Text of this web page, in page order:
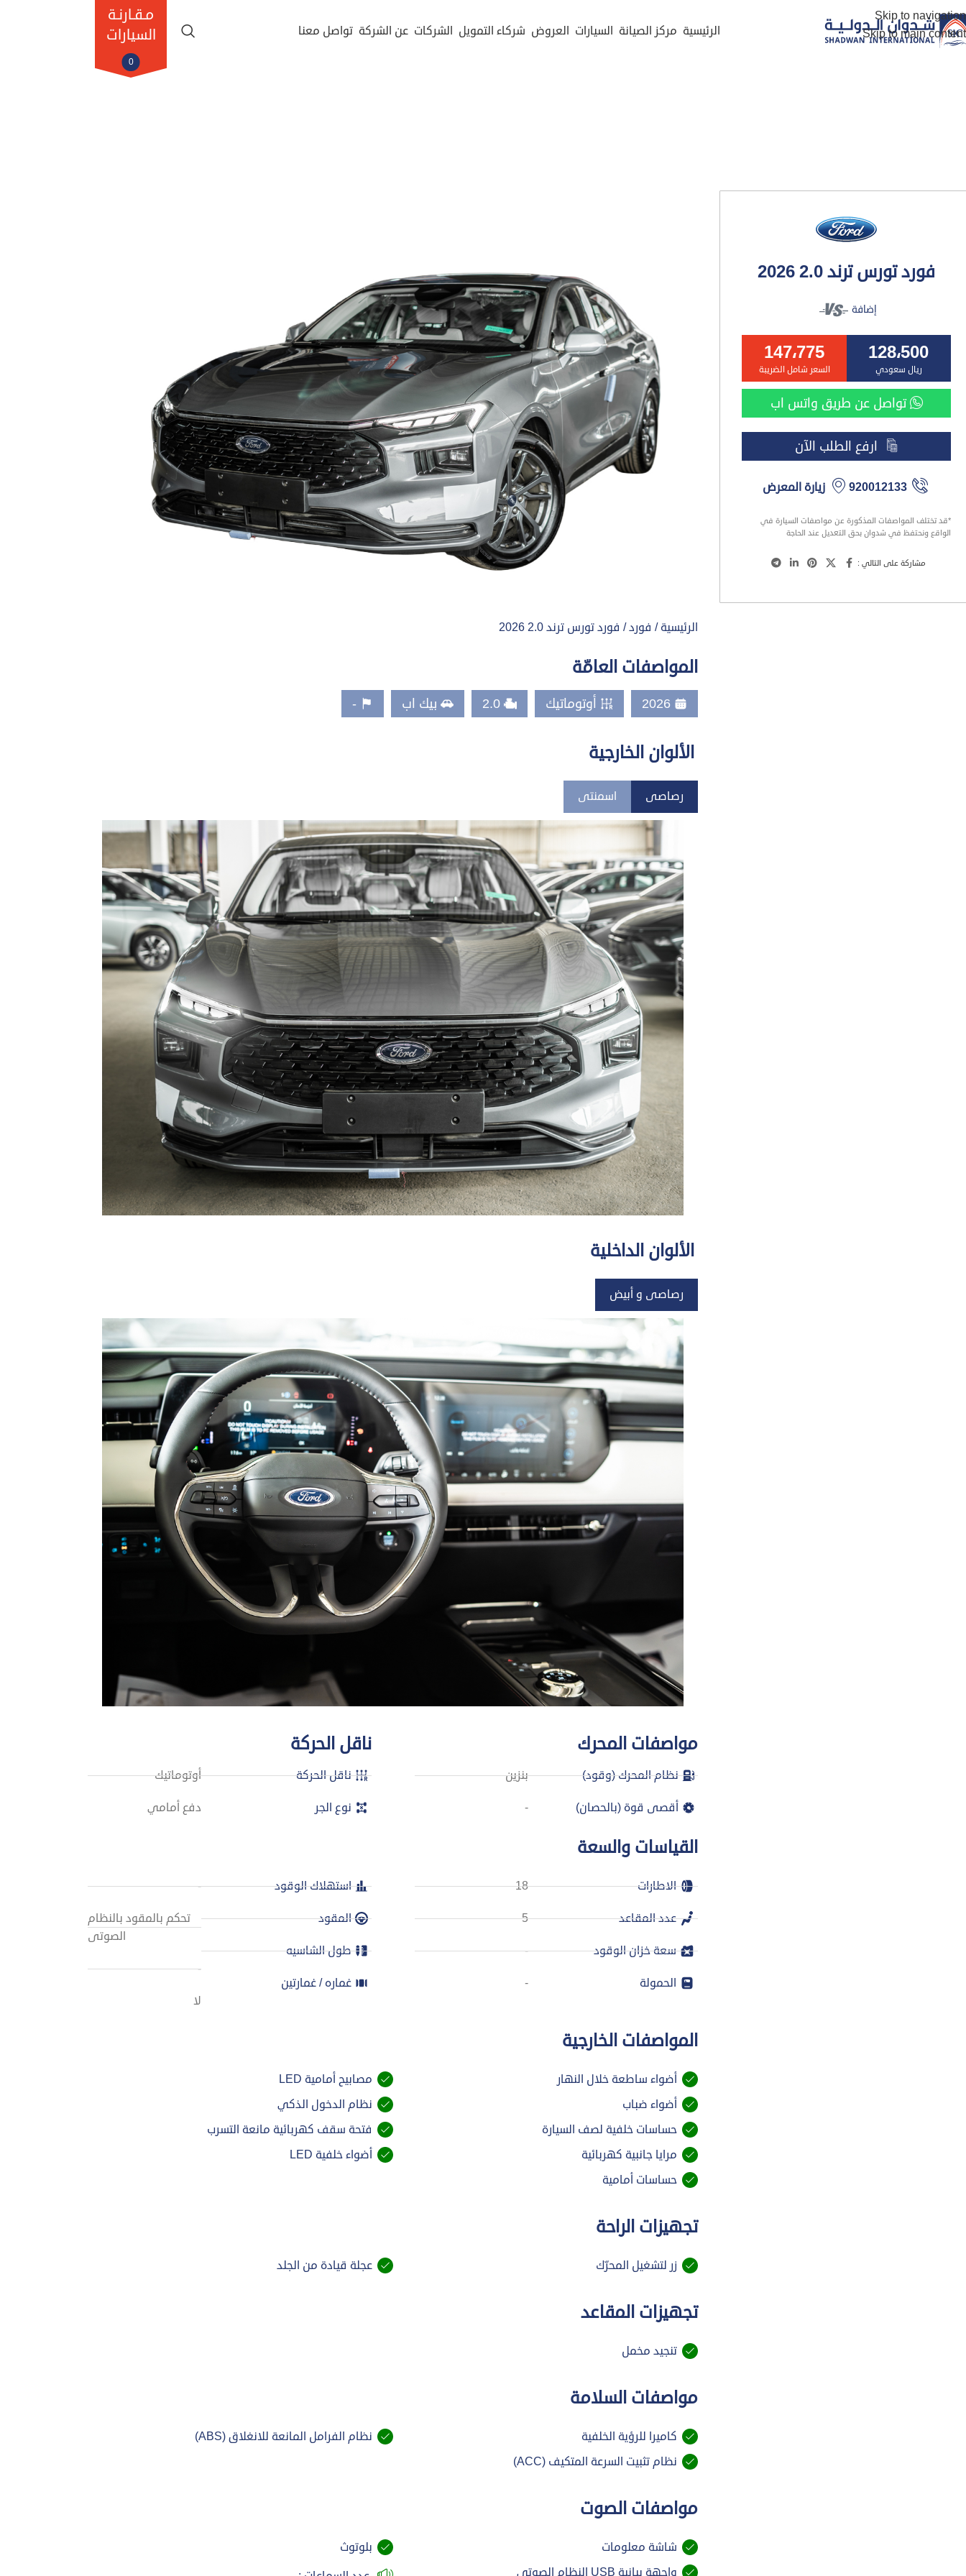
Skip to navigation
Skip to main content
الرئيسية مركز الصيانة السيارات العروض شركاء التمويل الشركات عن الشركة تواصل معنا
مـقـارنـة
السيارات
0
فورد تورس ترند 2.0 2026
إضافة
128،500
ريال سعودي
147،775
السعر شامل الضريبة
تواصل عن طريق واتس اب
ارفع الطلب الآن
920012133 زيارة المعرض
*قد تختلف المواصفات المذكورة عن مواصفات السيارة في
الواقع ونحتفظ في شدوان بحق التعديل عند الحاجة
مشاركة على التالي :
الرئيسية فورد فورد تورس ترند 2.0 2026
المواصفات العامّة
2026 أوتوماتيك 2.0 بيك اب -
الألوان الخارجية
رصاصى اسمنتى
الألوان الداخلية
رصاصى و أبيض
مواصفات المحرك
نظام المحرك (وقود)
أقصى قوة (بالحصان)
بنزين
-
ناقل الحركة
ناقل الحركة
نوع الجر
أوتوماتيك
دفع أمامي
القياسات والسعة
الاطارات
عدد المقاعد
سعة خزان الوقود
الحمولة
18
5
-
-
استهلاك الوقود
المقود
طول الشاسيه
غماره / غمارتين
-
تحكم بالمقود بالنظام
الصوتى
-
لا
المواصفات الخارجية
أضواء ساطعة خلال النهار
مصابيح أمامية LED
أضواء ضباب
نظام الدخول الذكي
حساسات خلفية لصف السيارة
فتحة سقف كهربائية مانعة التسرب
مرايا جانبية كهربائية
أضواء خلفية LED
حساسات أمامية
تجهيزات الراحة
زر لتشغيل المحرّك عجلة قيادة من الجلد
تجهيزات المقاعد
تنجيد مخمل
مواصفات السلامة
كاميرا للرؤية الخلفية
نظام الفرامل المانعة للانغلاق (ABS)
نظام تثبيت السرعة المتكيف (ACC)
مواصفات الصوت
شاشة معلومات
بلوتوث
واجهة بيانية USB النظام الصوتي